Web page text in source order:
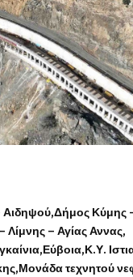
Αιδηψού Δήμος Κύμης
– Αγίας Αννας
Εύβοια Κ.Υ.
Μονάδα τεχνητού